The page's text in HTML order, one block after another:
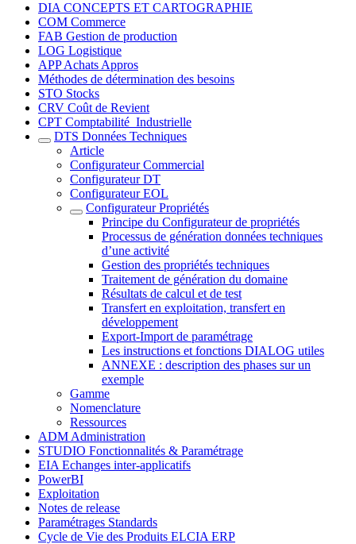
DIA CONCEPTS ET CARTOGRAPHIE
COM Commerce
FAB Gestion de production
LOG Logistique
APP Achats Appros
Méthodes de détermination des besoins
STO Stocks
CRV Coût de Revient
CPT Comptabilité_Industrielle
DTS Données Techniques
Article
Configurateur Commercial
Configurateur DT
Configurateur EOL
Configurateur Propriétés
Principe du Configurateur de propriétés
Processus de génération données techniques
d’une activité
Gestion des propriétés techniques
Traitement de génération du domaine
Résultats de calcul et de test
Transfert en exploitation, transfert en
développement
Export-Import de paramétrage
Les instructions et fonctions DIALOG utiles
ANNEXE : description des phases sur un
exemple
Gamme
Nomenclature
Ressources
ADM Administration
STUDIO Fonctionnalités & Paramétrage
EIA Echanges inter-applicatifs
PowerBI
Exploitation
Notes de release
Paramétrages Standards
Cycle de Vie des Produits ELCIA ERP